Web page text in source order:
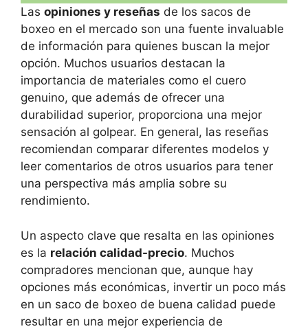
Las opiniones y reseñas de los sacos de
boxeo en el mercado son una fuente invaluable
de información para quienes buscan la mejor
opción. Muchos usuarios destacan la
importancia de materiales como el cuero
genuino, que además de ofrecer una
durabilidad superior, proporciona una mejor
sensación al golpear. En general, las reseñas
recomiendan comparar diferentes modelos y
leer comentarios de otros usuarios para tener
una perspectiva más amplia sobre su
rendimiento.
Un aspecto clave que resalta en las opiniones
es la relación calidad-precio. Muchos
compradores mencionan que, aunque hay
opciones más económicas, invertir un poco más
en un saco de boxeo de buena calidad puede
resultar en una mejor experiencia de